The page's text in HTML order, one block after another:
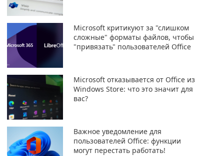
Microsoft критикуют за "слишком
сложные" форматы файлов, чтобы
"привязать" пользователей Office
Microsoft отказывается от Office из
Windows Store: что это значит для
вас?
Важное уведомление для
пользователей Office: функции
могут перестать работать!